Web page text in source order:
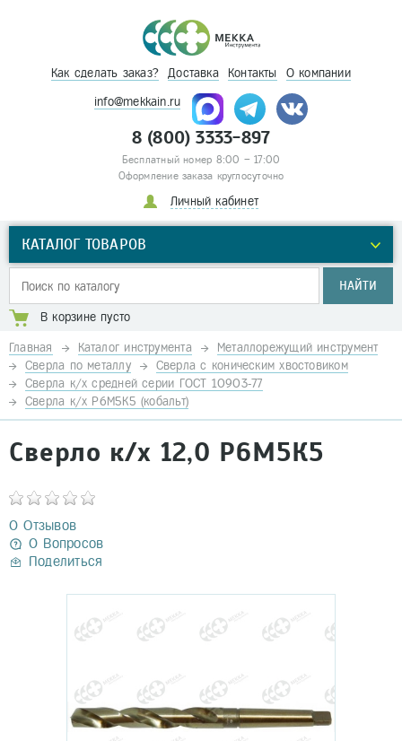
Как сделать заказ? Доставка Контакты О компании
info@mekkain.ru
8 (800) 3333-897
Бесплатный номер 8:00 – 17:00
Оформление заказа круглосуточно
Личный кабинет
КАТАЛОГ ТОВАРОВ
НАЙТИ
В корзине пусто
Главная Каталог инструмента
Металлорежущий инструмент
Сверла по металлу
Сверла с коническим хвостовиком
Сверла к/х средней серии ГОСТ 10903-77
Сверла к/х Р6М5К5 (кобальт)
Сверло к/х 12,0 Р6М5К5
0 Отзывов
0 Вопросов
Поделиться